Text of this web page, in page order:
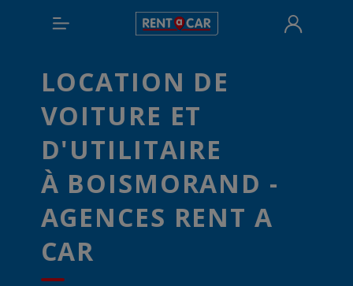
LOCATION DE
VOITURE ET
D'UTILITAIRE
À BOISMORAND -
AGENCES RENT A
CAR